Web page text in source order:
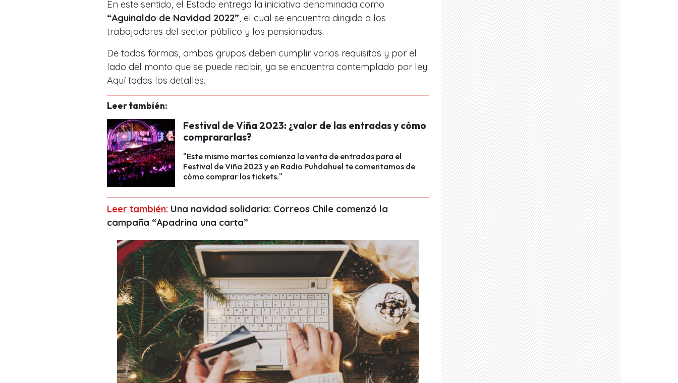
En este sentido, el Estado entrega la iniciativa denominada como
“Aguinaldo de Navidad 2022” , el cual se encuentra dirigido a los
trabajadores del sector público y los pensionados.
De todas formas, ambos grupos deben cumplir varios requisitos y por el
lado del monto que se puede recibir, ya se encuentra contemplado por ley.
Aquí todos los detalles.
Leer también:
Festival de Viña 2023: ¿valor de las entradas y cómo
comprararlas?
"Este mismo martes comienza la venta de entradas para el
Festival de Viña 2023 y en Radio Puhdahuel te comentamos de
cómo comprar los tickets."
Leer también: Una navidad solidaria: Correos Chile comenzó la
campaña “Apadrina una carta”